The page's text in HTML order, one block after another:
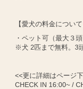
【愛犬の料金について
・ペット可（最大３頭
※犬 2匹まで無料。3
<<更に詳細はページ
CHECK IN 16:00~ /